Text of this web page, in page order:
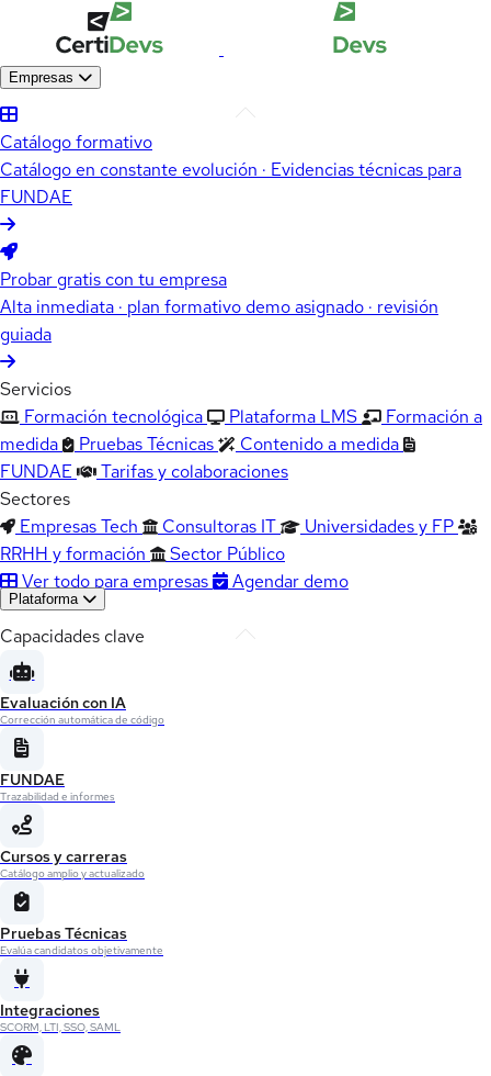
Empresas
Catálogo formativo
Catálogo en constante evolución · Evidencias técnicas para
FUNDAE
Probar gratis con tu empresa
Alta inmediata · plan formativo demo asignado · revisión
guiada
Servicios
Formación tecnológica
Plataforma LMS
Formación a
medida
Pruebas Técnicas
Contenido a medida
FUNDAE
Tarifas y colaboraciones
Sectores
Empresas Tech
Consultoras IT
Universidades y FP
RRHH y formación
Sector Público
Ver todo para empresas
Agendar demo
Plataforma
Capacidades clave
Evaluación con IA
Corrección automática de código
FUNDAE
Trazabilidad e informes
Cursos y carreras
Catálogo amplio y actualizado
Pruebas Técnicas
Evalúa candidatos objetivamente
Integraciones
SCORM, LTI, SSO, SAML